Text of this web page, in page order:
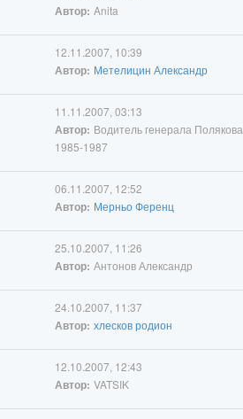
Автор: Anita
12.11.2007, 10:39
Автор: Метелицин Александр
11.11.2007, 03:13
Автор: Водитель генерала Полякова
1985-1987
06.11.2007, 12:52
Автор: Мерньо Ференц
25.10.2007, 11:26
Автор: Антонов Александр
24.10.2007, 11:37
Автор: хлесков родион
12.10.2007, 12:43
Автор: VATSIK